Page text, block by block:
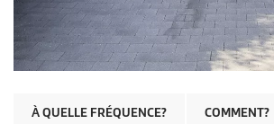
À QUELLE FRÉQUENCE? COMMENT?